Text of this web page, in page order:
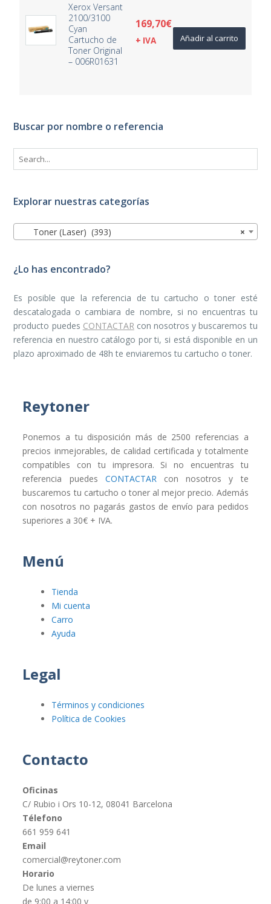
Xerox Versant
2100/3100
Cyan
Cartucho de
Toner Original
– 006R01631
169,70€
+ IVA Añadir al carrito
Buscar por nombre o referencia
Explorar nuestras categorías
×
Toner (Laser) (393)
¿Lo has encontrado?
Es posible que la referencia de tu cartucho o toner esté
descatalogada o cambiara de nombre, si no encuentras tu
producto puedes CONTACTARcon nosotros y buscaremos tu
referencia en nuestro catálogo por ti, si está disponible en un
plazo aproximado de 48h te enviaremos tu cartucho o toner.
Reytoner
Ponemos a tu disposición más de 2500 referencias a
precios inmejorables, de calidad certificada y totalmente
compatibles con tu impresora. Si no encuentras tu
referencia puedes CONTACTARcon nosotros y te
buscaremos tu cartucho o toner al mejor precio. Además
con nosotros no pagarás gastos de envío para pedidos
superiores a 30€ + IVA.
Menú
Tienda
Mi cuenta
Carro
Ayuda
Legal
Términos y condiciones
Política de Cookies
Contacto
Oficinas
C/ Rubio i Ors 10-12, 08041 Barcelona
Télefono
661 959 641
Email
comercial@reytoner.com
Horario
De lunes a viernes
de 9:00 a 14:00 y